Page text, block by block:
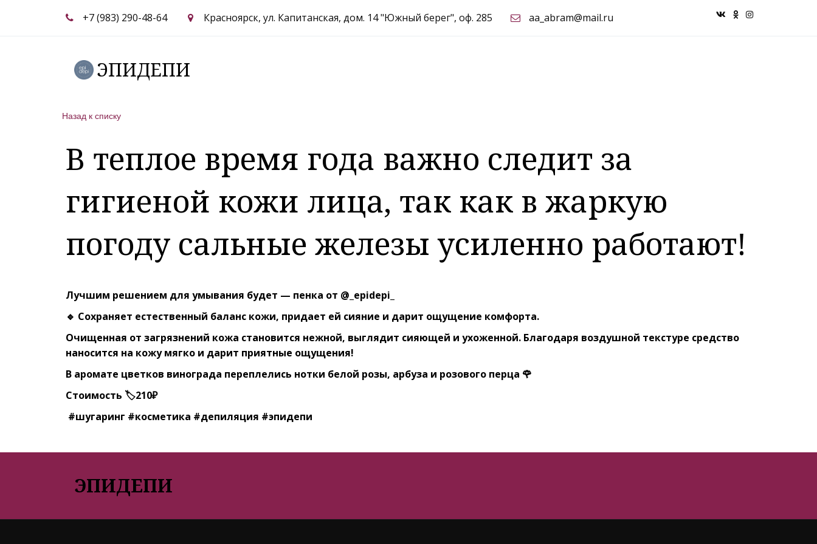
+7 (983) 290-48-64 Красноярск, ул. Капитанская, дом. 14 "Южный берег", оф. 285 aa_abram@mail.ru
ЭПИДЕПИ
Назад к списку
В теплое время года важно следит за
гигиеной кожи лица, так как в жаркую
погоду сальные железы усиленно работают!
Лучшим решением для умывания будет — пенка от @_epidepi_⠀
🔹 Сохраняет естественный баланс кожи, придает ей сияние и дарит ощущение комфорта.⠀
Очищенная от загрязнений кожа становится нежной, выглядит сияющей и ухоженной. Благодаря воздушной текстуре средство
наносится на кожу мягко и дарит приятные ощущения!⠀
В аромате цветков винограда переплелись нотки белой розы, арбуза и розового перца 🌹⠀
Стоимость 🏷210₽
#шугаринг #косметика #депиляция #эпидепи
ЭПИДЕПИ